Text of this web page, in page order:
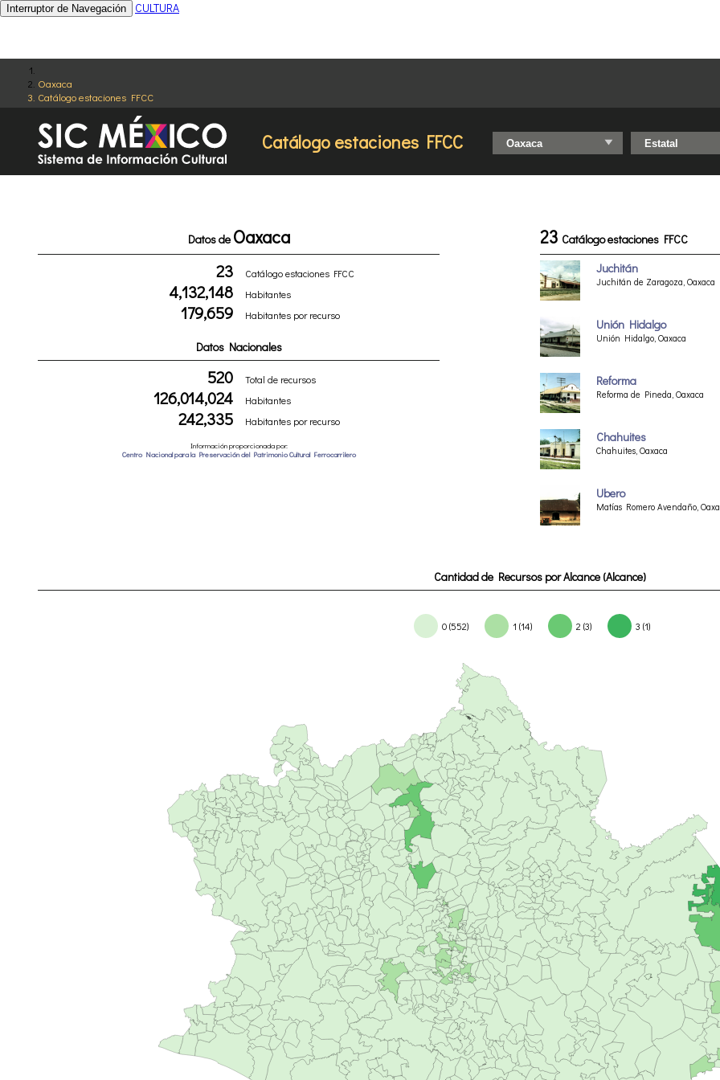
Oaxaca
Catálogo estaciones FFCC
Catálogo estaciones FFCC
Interruptor de Navegación CULTURA
Datos de Oaxaca
23 Catálogo estaciones FFCC
4,132,148 Habitantes
179,659 Habitantes por recurso
Datos Nacionales
520 Total de recursos
126,014,024 Habitantes
242,335 Habitantes por recurso
Información proporcionada por:
Centro Nacional para la Preservación del Patrimonio Cultural Ferrocarrilero
23 Catálogo estaciones FFCC
Juchitán
Juchitán de Zaragoza, Oaxaca
Unión Hidalgo
Unión Hidalgo, Oaxaca
Reforma
Reforma de Pineda, Oaxaca
Chahuites
Chahuites, Oaxaca
Ubero
Matías Romero Avendaño,
Cantidad de Recursos por Alcance (Alcance)
0 (552) 1 (14) 2 (3) 3 (1)